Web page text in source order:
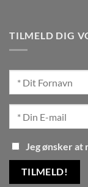
TILMELD DIG
Jeg ønsker at